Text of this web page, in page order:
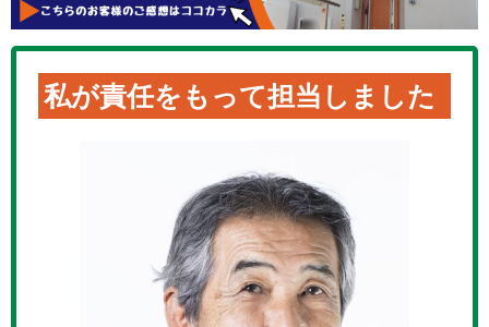
私が責任をもって担当しました